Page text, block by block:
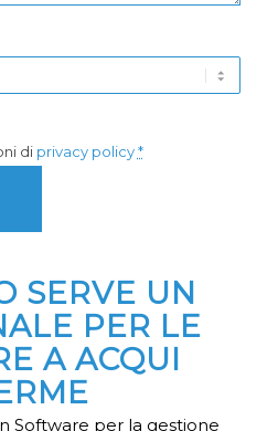
di privacy policy *
SERVE UN
PER LE
A ACQUI
Software per la gestione